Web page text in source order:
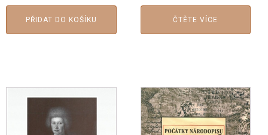
PŘIDAT DO KOŠÍKU ČTĚTE VÍCE